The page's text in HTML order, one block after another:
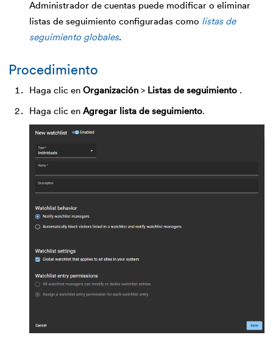
Administrador de cuentas puede modificar o eliminar
listas de seguimiento configuradas como listas de
seguimiento globales.
Procedimiento
Haga clic en Organización > Listas de seguimiento .
Haga clic en Agregar lista de seguimiento.